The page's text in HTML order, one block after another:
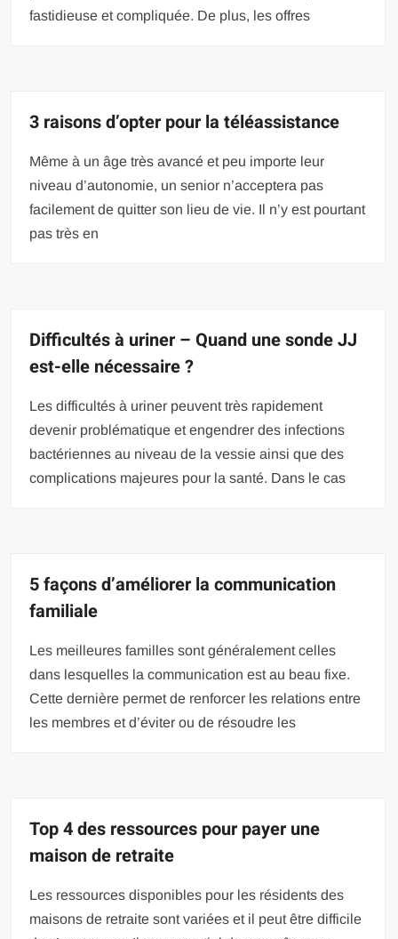
fastidieuse et compliquée. De plus, les offres
3 raisons d’opter pour la téléassistance
Même à un âge très avancé et peu importe leur
niveau d’autonomie, un senior n’acceptera pas
facilement de quitter son lieu de vie. Il n’y est pourtant
pas très en
Difficultés à uriner – Quand une sonde JJ
est-elle nécessaire ?
Les difficultés à uriner peuvent très rapidement
devenir problématique et engendrer des infections
bactériennes au niveau de la vessie ainsi que des
complications majeures pour la santé. Dans le cas
5 façons d’améliorer la communication
familiale
Les meilleures familles sont généralement celles
dans lesquelles la communication est au beau fixe.
Cette dernière permet de renforcer les relations entre
les membres et d’éviter ou de résoudre les
Top 4 des ressources pour payer une
maison de retraite
Les ressources disponibles pour les résidents des
maisons de retraite sont variées et il peut être difficile